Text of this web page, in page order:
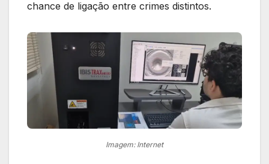
chance de ligação entre crimes distintos.
Imagem: Internet